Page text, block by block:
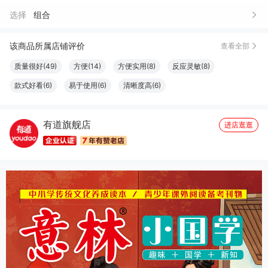
选择 组合
该商品所属店铺评价 查看全部
质量很好(49) 方便(14) 方便实用(8) 反应灵敏(8)
款式好看(6) 易于使用(6) 清晰度高(6)
有道旗舰店 进店逛逛